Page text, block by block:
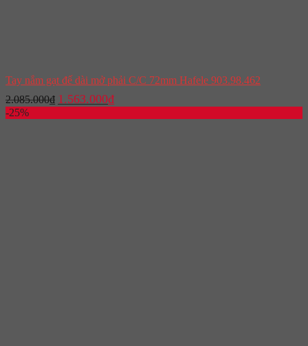
Tay nắm gạt đế dài mở phải C/C 72mm Hafele 903.98.462
2.085.000₫ Giá
gốc
là:
1.563.000₫Giá
hiện
tại
-25%